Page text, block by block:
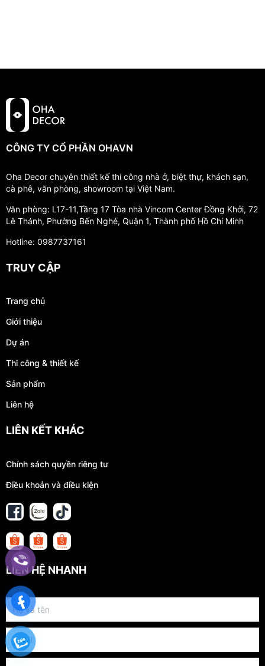
CÔNG TY CỔ PHẦN OHAVN
Oha Decor chuyên thiết kế thi công nhà ở, biệt thự, khách sạn,
cà phê, văn phòng, showroom tại Việt Nam.
Văn phòng: L17-11,Tầng 17 Tòa nhà Vincom Center Đồng Khởi, 72
Lê Thánh, Phường Bến Nghé, Quận 1, Thành phố Hồ Chí Minh
Hotline: 0987737161
TRUY CẬP
Trang chủ
Giới thiệu
Dự án
Thi công & thiết kế
Sản phẩm
Liên hệ
LIÊN KẾT KHÁC
Chính sách quyền riêng tư
Điều khoản và điều kiện
LIÊN HỆ NHANH